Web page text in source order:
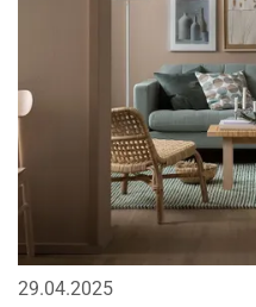
29.04.2025